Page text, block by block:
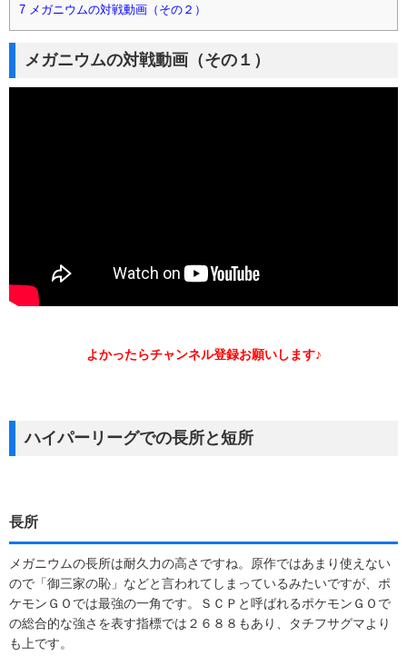
7 メガニウムの対戦動画（その２）
メガニウムの対戦動画（その１）
よかったらチャンネル登録お願いします♪
ハイパーリーグでの長所と短所
長所
メガニウムの長所は耐久力の高さですね。原作ではあまり使えない
ので「御三家の恥」などと言われてしまっているみたいですが、ポ
ケモンＧＯでは最強の一角です。ＳＣＰと呼ばれるポケモンＧＯで
の総合的な強さを表す指標では２６８８もあり、タチフサグマより
も上です。